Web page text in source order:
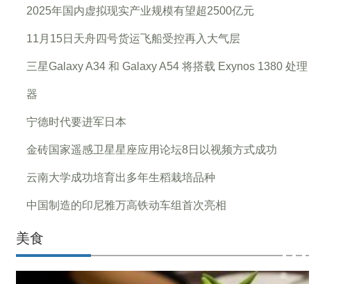
2025年国内虚拟现实产业规模有望超2500亿元
11月15日天舟四号货运飞船受控再入大气层
三星Galaxy A34 和 Galaxy A54 将搭载 Exynos 1380 处理
器
宁德时代要进军日本
金砖国家遥感卫星星座应用论坛8日以视频方式成功
云南大学成功培育出多年生稻栽培品种
中国制造的印尼雅万高铁动车组首次亮相
美食